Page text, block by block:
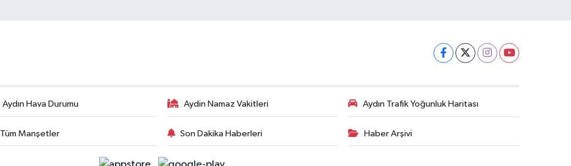
Aydın Hava Durumu Aydin Namaz Vakitleri Aydın Trafik Yoğunluk Haritası
Tüm Manşetler Son Dakika Haberleri Haber Arşivi